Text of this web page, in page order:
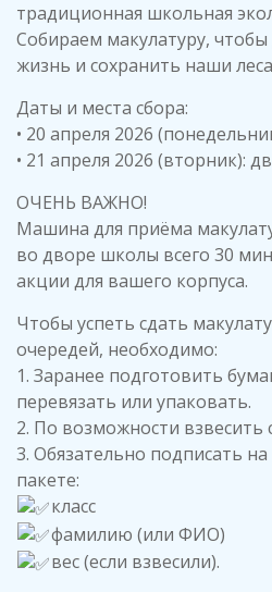
традиционная школьная
Собираем макулатуру,
жизнь и сохранить наши
Даты и места сбора:
• 20 апреля 2026
• 21 апреля 2026 (вторник):
ОЧЕНЬ ВАЖНО!
Машина для приёма
во дворе школы всего 30
акции для вашего корпуса.
Чтобы успеть сдать
очередей, необходимо:
1. Заранее подготовить
перевязать или упаковать.
2. По возможности взвесить
3. Обязательно подписать
пакете:
класс
фамилию (или ФИО)
вес (если взвесили).